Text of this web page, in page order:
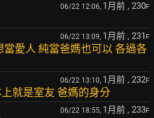
06/22 12:06, 1月前 , 230F
06/22 13:09, 1月前 , 231 F
愛人 純當爸媽也可以 各過各
06/22 13:10, 1月前 , 232F
就是室友 爸媽的身分
06/22 18:55, 1月前 , 233F